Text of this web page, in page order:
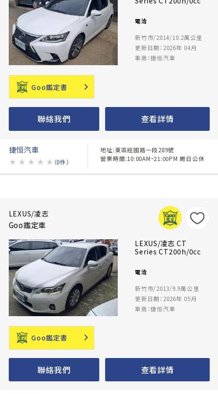
電洽
新竹市/2014/10.2萬公里
更新日期：2026年 04月
車商：捷恒汽車
Goo鑑定書
聯絡我們 查看詳情
捷恒汽車
★ ★ ★ ★ ★ （0件）
地址:東區經國路一段289號
營業時間:10:00AM~21:00PM 周日公休
LEXUS/凌志
Goo鑑定車
LEXUS/凌志 CT
Series CT200h/0cc
電洽
新竹市/2013/9.9萬公里
更新日期：2026年 05月
車商：捷恒汽車
Goo鑑定書
聯絡我們 查看詳情